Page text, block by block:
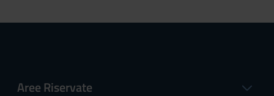
Aree Riservate